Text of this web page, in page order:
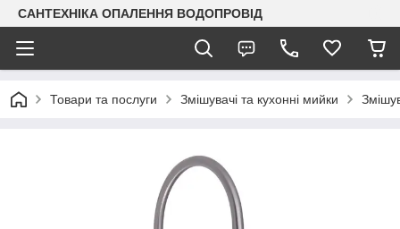
САНТЕХНІКА ОПАЛЕННЯ ВОДОПРОВІД
Товари та послуги Змішувачі та кухонні мийки